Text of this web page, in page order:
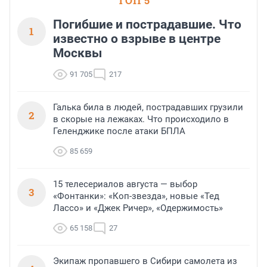
1
Погибшие и пострадавшие. Что
известно о взрыве в центре
Москвы
91 705 217
2
Галька била в людей, пострадавших грузили
в скорые на лежаках. Что происходило в
Геленджике после атаки БПЛА
85 659
3
15 телесериалов августа — выбор
«Фонтанки»: «Коп-звезда», новые «Тед
Лассо» и «Джек Ричер», «Одержимость»
65 158 27
Экипаж пропавшего в Сибири самолета из